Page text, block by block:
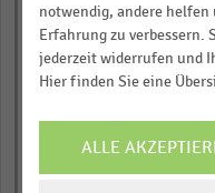
The
chart
has
displaying
2013/142014/152015/16
End
… und vieles
notwendig, andere helfen
Erfahrung zu
jederzeit widerrufen und
Hier finden Sie eine
ALLE